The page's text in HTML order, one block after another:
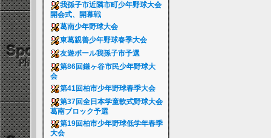
我孫子市近隣市町少年野球大会
開会式、開幕戦
葛南少年野球大会
東葛親善少年野球春季大会
友遊ボール我孫子市予選
第86回鎌ヶ谷市民少年野球大
会
第41回柏市少年野球春季大会
第37回全日本学童軟式野球大会
葛南ブロック予選
第19回柏市少年野球低学年春季
大会